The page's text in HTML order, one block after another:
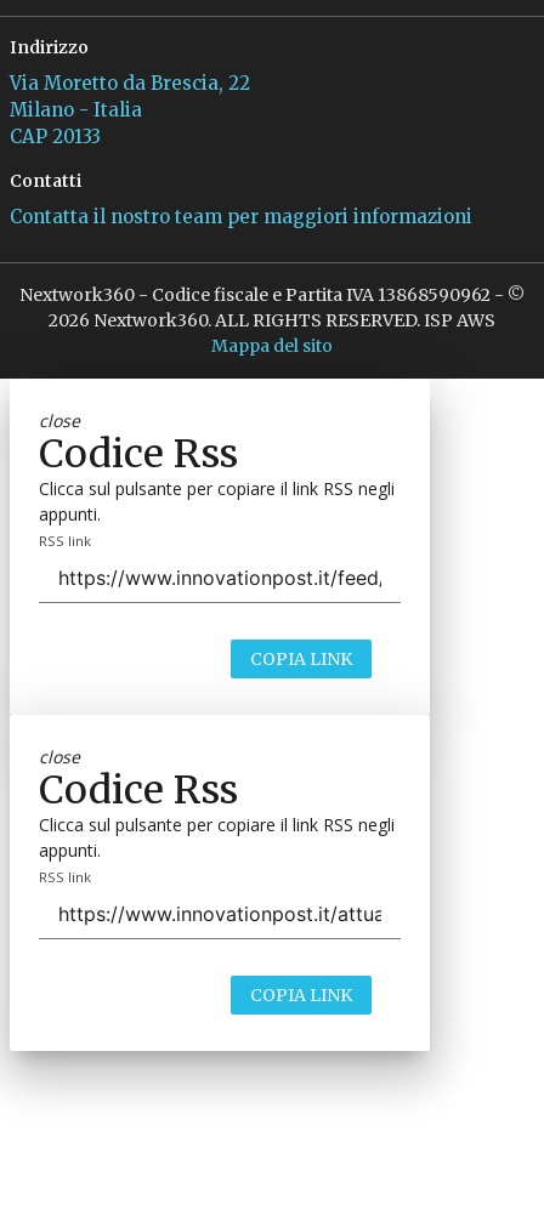
Indirizzo
Via Moretto da Brescia, 22
Milano - Italia
CAP 20133
Contatti
Contatta il nostro team per maggiori informazioni
Nextwork360 - Codice fiscale e Partita IVA 13868590962 - ©
2026 Nextwork360. ALL RIGHTS RESERVED. ISP AWS
Mappa del sito
close
Codice Rss
Clicca sul pulsante per copiare il link RSS negli
appunti.
RSS link
COPIA LINK
close
Codice Rss
Clicca sul pulsante per copiare il link RSS negli
appunti.
RSS link
COPIA LINK